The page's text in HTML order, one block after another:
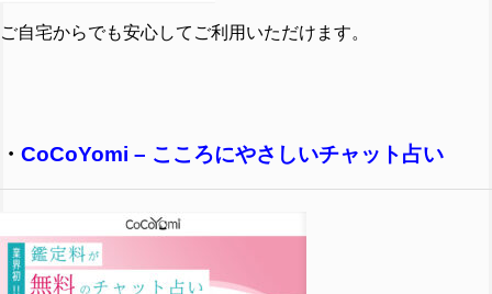
ご自宅からでも安心してご利用いただけます。
・ CoCoYomi – こころにやさしいチャット占い